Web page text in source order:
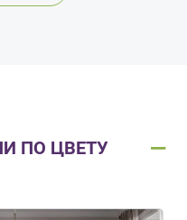
ПО ЦВЕТУ